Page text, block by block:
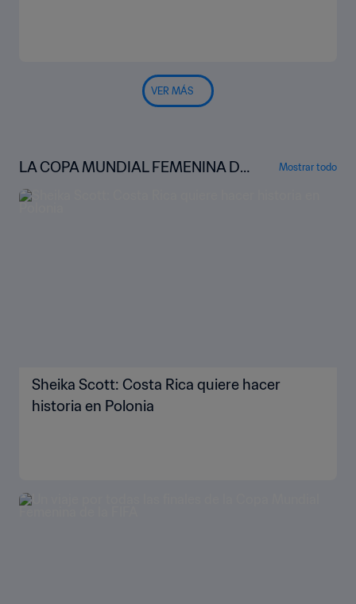
VER MÁS
LA COPA MUNDIAL FEMENINA DE
LA FIFA™ BAJO LA LUPA
Mostrar todo
Sheika Scott: Costa Rica quiere hacer
historia en Polonia